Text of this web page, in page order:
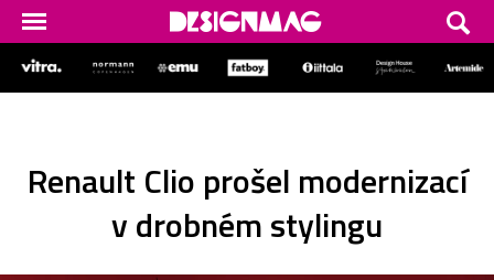
Renault Clio prošel modernizací
v drobném stylingu